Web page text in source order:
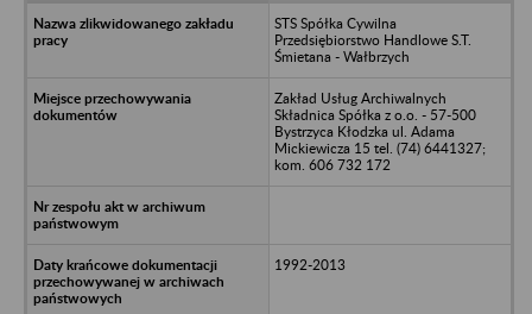
STS Spółka Cywilna
Przedsiębiorstwo Handlowe S.T.
Śmietana - Wałbrzych
Zakład Usług Archiwalnych
Składnica Spółka z o.o. - 57-500
Bystrzyca Kłodzka ul. Adama
Mickiewicza 15 tel. (74) 6441327;
kom. 606 732 172
1992-2013